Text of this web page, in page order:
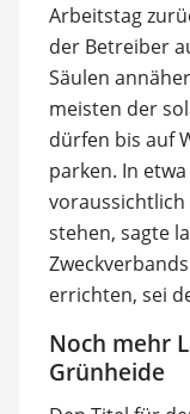
Arbeitstag
der Betreiber
Säulen
meisten der
dürfen bis auf
parken. In
stehen, sagte
errichten, sei
Noch mehr
Grünheide